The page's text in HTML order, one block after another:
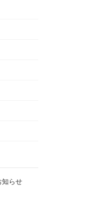
知らせ